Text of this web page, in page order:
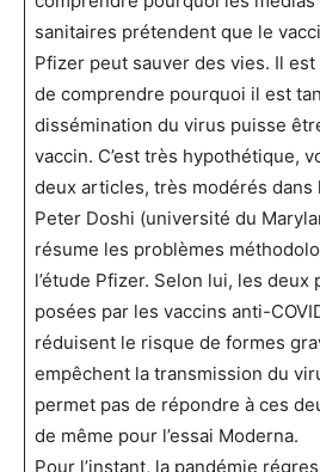
sanitaires prétendent que le
Pfizer peut sauver des vies. Il
de comprendre pourquoi il est
dissémination du virus puisse
vaccin. C’est très hypothétique,
deux articles, très modérés dans
Peter Doshi (université du
résume les problèmes
l’étude Pfizer. Selon lui, les
posées par les vaccins anti-
réduisent le risque de formes
empêchent la transmission du
permet pas de répondre à ces
de même pour l’essai Moderna.
Pour l’instant, la pandémie